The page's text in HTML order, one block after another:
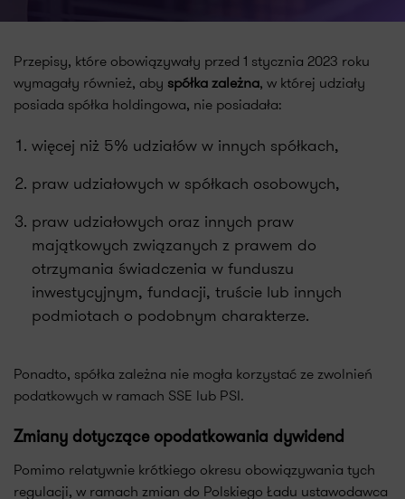
Przepisy, które obowiązywały przed 1 stycznia 2023 roku
wymagały również, aby spółka zależna, w której udziały
posiada spółka holdingowa, nie posiadała:
więcej niż 5% udziałów w innych spółkach,
praw udziałowych w spółkach osobowych,
praw udziałowych oraz innych praw
majątkowych związanych z prawem do
otrzymania świadczenia w funduszu
inwestycyjnym, fundacji, truście lub innych
podmiotach o podobnym charakterze.
Ponadto, spółka zależna nie mogła korzystać ze zwolnień
podatkowych w ramach SSE lub PSI.
Zmiany dotyczące opodatkowania dywidend
Pomimo relatywnie krótkiego okresu obowiązywania tych
regulacji, w ramach zmian do Polskiego Ładu ustawodawca